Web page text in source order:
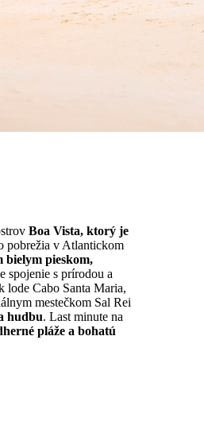
Boa Vista, ktorý je
pobrežia v Atlantickom
bielym pieskom,
spojenie s prírodou a
Cabo Santa Maria,
mestečkom Sal Rei
hudbu. Last minute na
pláže a bohatú